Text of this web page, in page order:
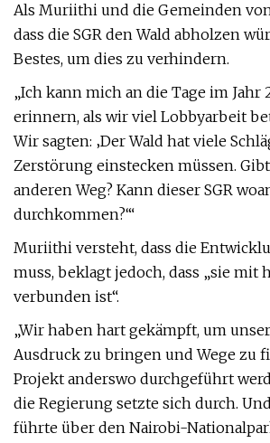
Als Muriithi und die Gemeinden
dass die SGR den Wald abholzen
Bestes, um dies zu verhindern.
„Ich kann mich an die Tage im Jahr
erinnern, als wir viel Lobbyarbeit
Wir sagten: ‚Der Wald hat viele
Zerstörung einstecken müssen.
anderen Weg? Kann dieser SGR
durchkommen?‘“
Muriithi versteht, dass die
muss, beklagt jedoch, dass „sie mit
verbunden ist“.
„Wir haben hart gekämpft, um
Ausdruck zu bringen und Wege zu
Projekt anderswo durchgeführt
die Regierung setzte sich durch.
führte über den Nairobi-